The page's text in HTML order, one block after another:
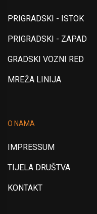
PRIGRADSKI - ISTOK
PRIGRADSKI - ZAPAD
GRADSKI VOZNI RED
MREŽA LINIJA
O NAMA
IMPRESSUM
TIJELA DRUŠTVA
KONTAKT